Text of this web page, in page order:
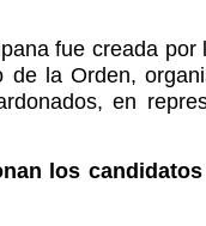
fue creada
de la Orden,
en
los